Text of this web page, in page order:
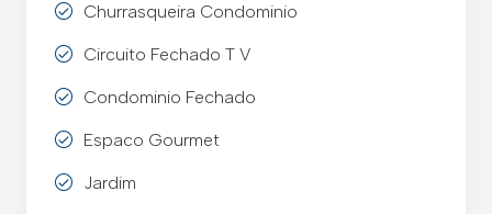
Churrasqueira Condominio
Circuito Fechado T V
Condominio Fechado
Espaco Gourmet
Jardim